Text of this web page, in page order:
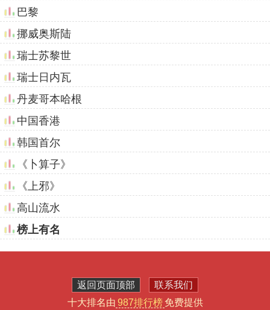
巴黎
挪威奥斯陆
瑞士苏黎世
瑞士日内瓦
丹麦哥本哈根
中国香港
韩国首尔
《卜算子》
《上邪》
高山流水
榜上有名
返回页面顶部
联系我们
十大排名由 987排行榜 免费提供